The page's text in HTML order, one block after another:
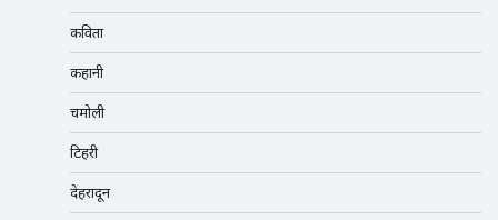
कविता
कहानी
चमोली
टिहरी
देहरादून